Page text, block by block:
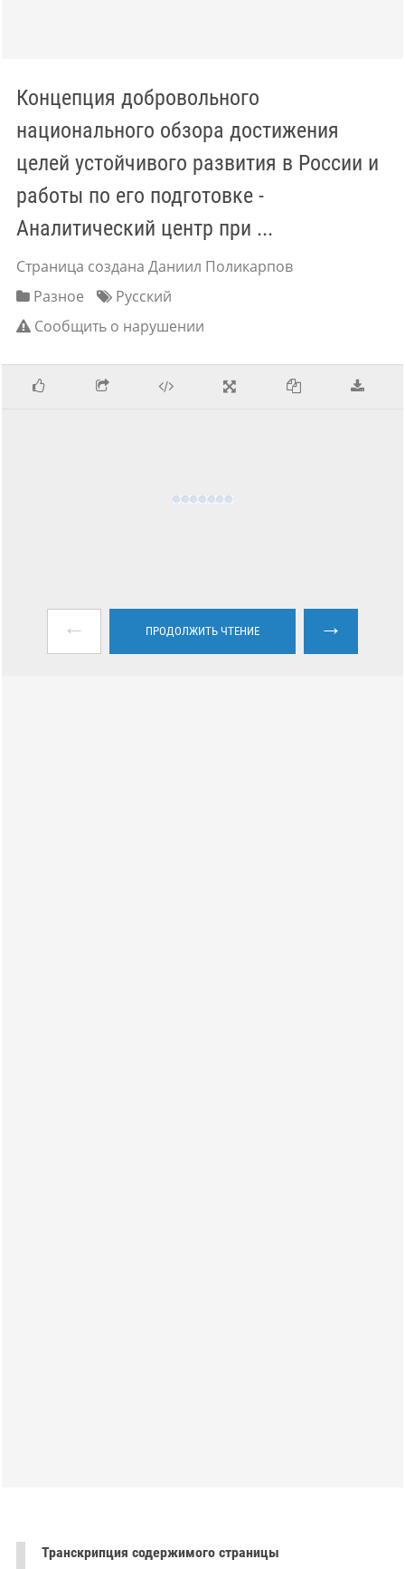
Концепция добровольного
национального обзора достижения
целей устойчивого развития в России и
работы по его подготовке -
Аналитический центр при ...
Страница создана Даниил Поликарпов
Разное
Русский
Сообщить о нарушении
← ПРОДОЛЖИТЬ ЧТЕНИЕ →
Транскрипция содержимого страницы